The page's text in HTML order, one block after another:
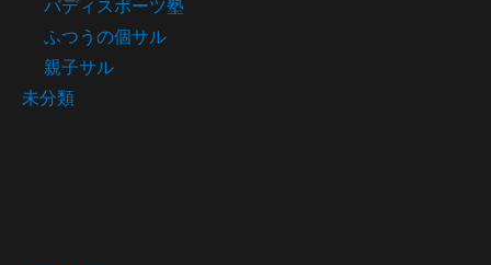
バディスポーツ塾
ふつうの個サル
親子サル
未分類